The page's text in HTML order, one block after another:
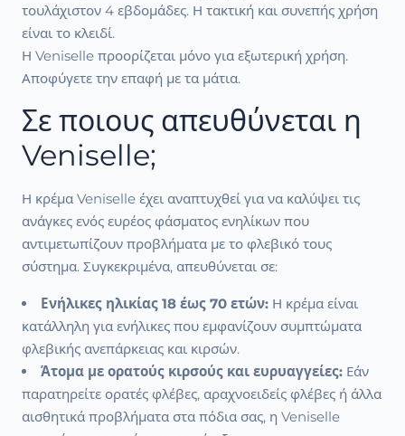
τουλάχιστον 4 εβδομάδες. Η τακτική και συνεπής χρήση
είναι το κλειδί.
Η Veniselle προορίζεται μόνο για εξωτερική χρήση.
Αποφύγετε την επαφή με τα μάτια.
Σε ποιους απευθύνεται η
Veniselle;
Η κρέμα Veniselle έχει αναπτυχθεί για να καλύψει τις
ανάγκες ενός ευρέος φάσματος ενηλίκων που
αντιμετωπίζουν προβλήματα με το φλεβικό τους
σύστημα. Συγκεκριμένα, απευθύνεται σε:
Ενήλικες ηλικίας 18 έως 70 ετών: Η κρέμα είναι
κατάλληλη για ενήλικες που εμφανίζουν συμπτώματα
φλεβικής ανεπάρκειας και κιρσών.
Άτομα με ορατούς κιρσούς και ευρυαγγείες: Εάν
παρατηρείτε ορατές φλέβες, αραχνοειδείς φλέβες ή άλλα
αισθητικά προβλήματα στα πόδια σας, η Veniselle